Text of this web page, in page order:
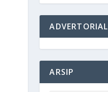
ADVERTORIAL
ARSIP